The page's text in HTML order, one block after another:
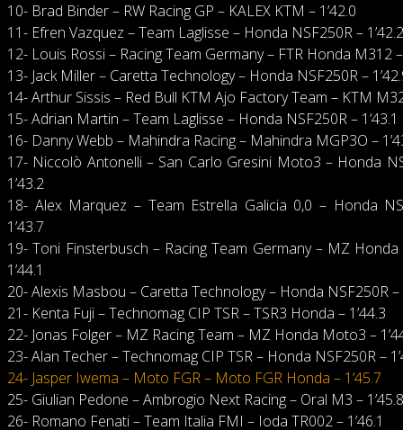
10- Brad Binder – RW Racing GP – KALEX KTM – 1’42.0
11- Efren Vazquez – Team Laglisse – Honda NSF250R – 1’42.2
12- Louis Rossi – Racing Team Germany – FTR Honda M312 –
13- Jack Miller – Caretta Technology – Honda NSF250R –
14- Arthur Sissis – Red Bull KTM Ajo Factory Team – KTM
15- Adrian Martin – Team Laglisse – Honda NSF250R – 1’43.1
16- Danny Webb – Mahindra Racing – Mahindra MGP3O –
17- Niccolò Antonelli – San Carlo Gresini Moto3 – Honda
1’43.2
18- Alex Marquez – Team Estrella Galicia 0,0 – Honda
1’43.7
19- Toni Finsterbusch – Racing Team Germany – MZ
1’44.1
20- Alexis Masbou – Caretta Technology – Honda NSF250R –
21- Kenta Fuji – Technomag CIP TSR – TSR3 Honda – 1’44.3
22- Jonas Folger – MZ Racing Team – MZ Honda Moto3 –
23- Alan Techer – Technomag CIP TSR – Honda NSF250R –
24- Jasper Iwema – Moto FGR – Moto FGR Honda – 1’45.7
25- Giulian Pedone – Ambrogio Next Racing – Oral M3 – 1’45.8
26- Romano Fenati – Team Italia FMI – Ioda TR002 – 1’46.1